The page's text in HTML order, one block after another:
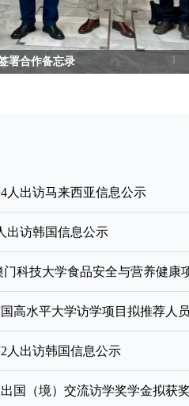
1
署合作备忘录
人出访马来西亚信息公示
出访韩国信息公示
人出访韩国信息公示